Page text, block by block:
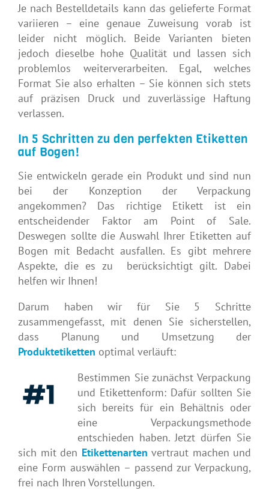
Je nach Bestelldetails kann das gelieferte Format
variieren – eine genaue Zuweisung vorab ist
leider nicht möglich. Beide Varianten bieten
jedoch dieselbe hohe Qualität und lassen sich
problemlos weiterverarbeiten. Egal, welches
Format Sie also erhalten – Sie können sich stets
auf präzisen Druck und zuverlässige Haftung
verlassen.
In 5 Schritten zu den perfekten Etiketten
auf Bogen!
Sie entwickeln gerade ein Produkt und sind nun
bei der Konzeption der Verpackung
angekommen? Das richtige Etikett ist ein
entscheidender Faktor am Point of Sale.
Deswegen sollte die Auswahl Ihrer Etiketten auf
Bogen mit Bedacht ausfallen. Es gibt mehrere
Aspekte, die es zu berücksichtigt gilt. Dabei
helfen wir Ihnen!
Darum haben wir für Sie 5 Schritte
zusammengefasst, mit denen Sie sicherstellen,
dass Planung und Umsetzung der
Produktetiketten optimal verläuft:
Bestimmen Sie zunächst Verpackung
und Etikettenform: Dafür sollten Sie
sich bereits für ein Behältnis oder
eine Verpackungsmethode
entschieden haben. Jetzt dürfen Sie
sich mit den Etikettenarten vertraut machen und
eine Form auswählen – passend zur Verpackung,
frei nach Ihren Vorstellungen.